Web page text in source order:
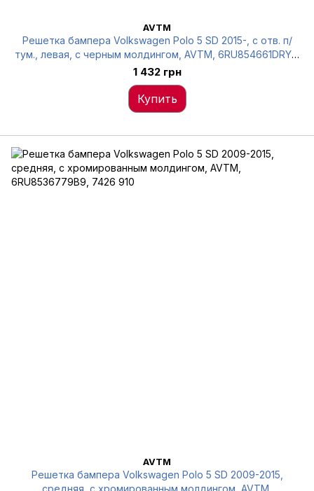
AVTM
Решетка бампера Volkswagen Polo 5 SD 2015-, с отв. п/
тум., левая, c черным молдингом, AVTM, 6RU854661DRYP,
7433 911
1 432 грн
Купить
AVTM
Решетка бампера Volkswagen Polo 5 SD 2009-2015,
средняя, с хромированным молдингом, AVTM,